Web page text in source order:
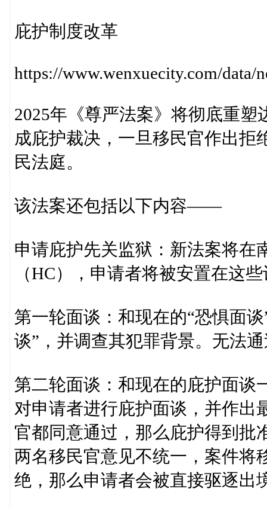
庇护制度改革
https://www.wenxuecity.com/data/
2025年《尊严法案》将彻底重
成庇护裁决，一旦移民官作出拒
民法庭。
该法案还包括以下内容——
申请庇护先关监狱：新法案将在
（HC），申请者将被安置在这
第一轮面谈：和现在的“恐惧面
谈”，并调查其犯罪背景。无法
第二轮面谈：和现在的庇护面谈
对申请者进行庇护面谈，并作出
官都同意通过，那么庇护得到批
两名移民官意见不统一，案件将
绝，那么申请者会被直接驱逐出